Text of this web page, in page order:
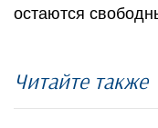
остаются
Читайте также